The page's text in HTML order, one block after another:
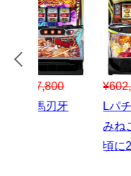
¥547,800
スマスロハナ